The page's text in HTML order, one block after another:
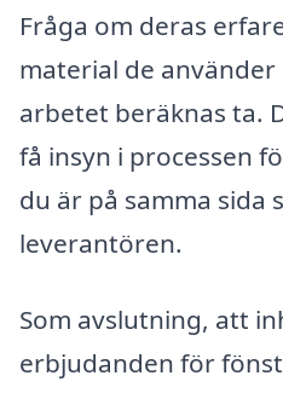
Fråga om deras
material de
arbetet beräknas ta.
få insyn i processen
du är på samma sida
leverantören.
Som avslutning, att
erbjudanden för